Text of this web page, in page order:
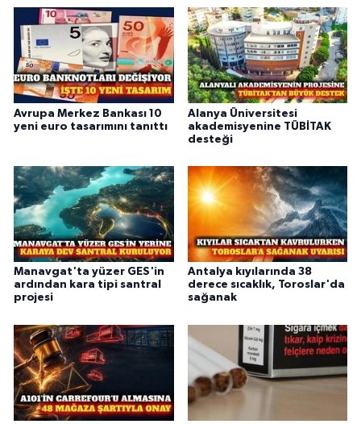
Avrupa Merkez Bankası 10
yeni euro tasarımını tanıttı
Alanya Üniversitesi
akademisyenine TÜBİTAK
desteği
Manavgat'ta yüzer GES'in
ardından kara tipi santral
projesi
Antalya kıyılarında 38
derece sıcaklık, Toroslar'da
sağanak